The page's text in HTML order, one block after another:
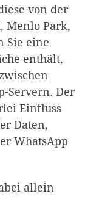
von der
Menlo Park,
Sie eine
enthält,
Servern. Der
Einfluss
Daten,
WhatsApp
allein